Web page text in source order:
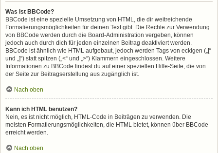
Was ist BBCode?
BBCode ist eine spezielle Umsetzung von HTML, die dir weitreichende
Formatierungsmöglichkeiten für deinen Text gibt. Die Rechte zur Verwendung
von BBCode werden durch die Board-Administration vergeben, können
jedoch auch durch dich für jeden einzelnen Beitrag deaktiviert werden.
BBCode ist ähnlich wie HTML aufgebaut, jedoch werden Tags von eckigen („[“
und „]“) statt spitzen („<“ und „>“) Klammern eingeschlossen. Weitere
Informationen zu BBCode findest du auf einer speziellen Hilfe-Seite, die von
der Seite zur Beitragserstellung aus zugänglich ist.
Nach oben
Kann ich HTML benutzen?
Nein, es ist nicht möglich, HTML-Code in Beiträgen zu verwenden. Die
meisten Formatierungsmöglichkeiten, die HTML bietet, können über BBCode
erreicht werden.
Nach oben